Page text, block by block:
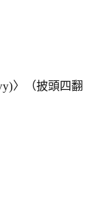
〉（披頭四翻